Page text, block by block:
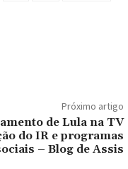
Próximo artigo
de Lula na TV
do IR e programas
– Blog de Assis